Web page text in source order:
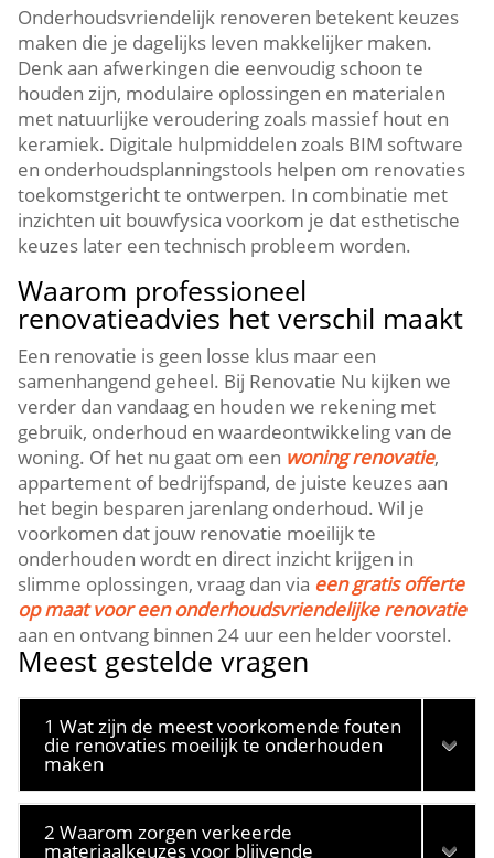
Onderhoudsvriendelijk renoveren betekent keuzes
maken die je dagelijks leven makkelijker maken.​
Denk aan afwerkingen die eenvoudig schoon te
houden zijn, modulaire oplossingen en materialen
met natuurlijke veroudering zoals massief hout en
keramiek.​ Digitale hulpmiddelen zoals BIM software
en onderhoudsplanningstools helpen om renovaties
toekomstgericht te ontwerpen.​ In combinatie met
inzichten uit bouwfysica voorkom je dat esthetische
keuzes later een technisch probleem worden.​
Waarom professioneel
renovatieadvies het verschil maakt
Een renovatie is geen losse klus maar een
samenhangend geheel.​ Bij Renovatie Nu kijken we
verder dan vandaag en houden we rekening met
gebruik, onderhoud en waardeontwikkeling van de
woning.​ Of het nu gaat om een woning renovatie,
appartement of bedrijfspand, de juiste keuzes aan
het begin besparen jarenlang onderhoud.​ Wil je
voorkomen dat jouw renovatie moeilijk te
onderhouden wordt en direct inzicht krijgen in
slimme oplossingen, vraag dan via een gratis offerte
op maat voor een onderhoudsvriendelijke renovatie
aan en ontvang binnen 24 uur een helder voorstel.​
Meest gestelde vragen
1 Wat zijn de meest voorkomende fouten
die renovaties moeilijk te onderhouden
maken
2 Waarom zorgen verkeerde
materiaalkeuzes voor blijvende